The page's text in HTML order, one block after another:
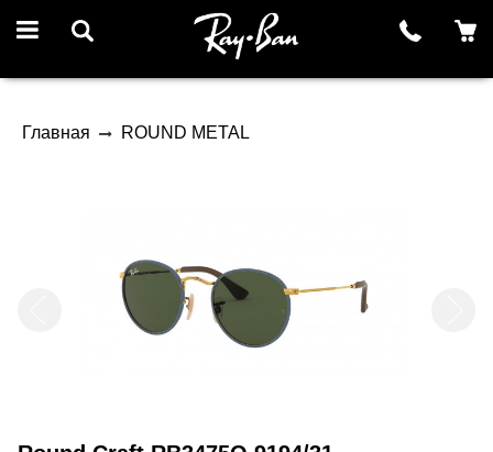
Главная ROUND METAL